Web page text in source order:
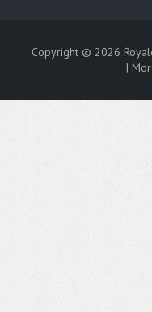
Copyright © 2026
|